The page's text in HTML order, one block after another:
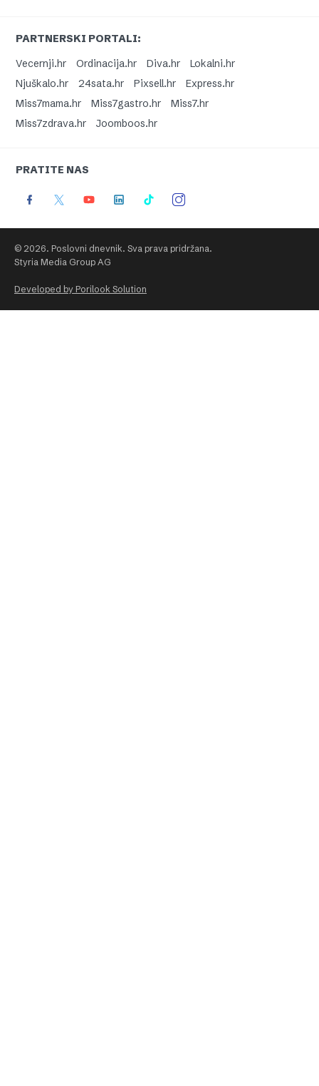
PARTNERSKI PORTALI:
Vecernji.hr
Ordinacija.hr Diva.hr
Lokalni.hr
Njuškalo.hr
24sata.hr Pixsell.hr
Express.hr
Miss7mama.hr
Miss7gastro.hr
Miss7.hr
Miss7zdrava.hr
Joomboos.hr
PRATITE NAS
© 2026. Poslovni dnevnik. Sva prava pridržana.
Styria Media Group AG
Developed by Porilook Solution